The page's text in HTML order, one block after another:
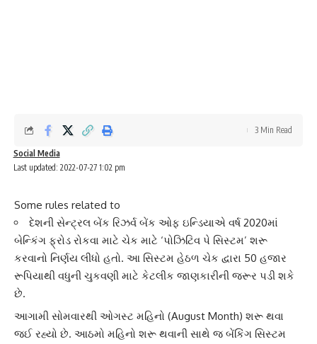
Last updated: 2022-07-27 1:02 pm
Social Media
3 Min Read
Some rules related to
દેશની સેન્ટ્રલ બેંક રિઝર્વ બેંક ઓફ ઇન્ડિયાએ વર્ષ 2020માં
બેન્કિંગ ફ્રોડ રોકવા માટે ચેક માટે ‘પોઝિટિવ પે સિસ્ટમ’ શરૂ
કરવાનો નિર્ણય લીધો હતો. આ સિસ્ટમ હેઠળ ચેક દ્વારા 50 હજાર
રૂપિયાથી વધુની ચુકવણી માટે કેટલીક જાણકારીની જરૂર પડી શકે
છે.
આગામી સોમવારથી ઓગસ્ટ મહિનો (August Month) શરૂ થવા
જઈ રહ્યો છે. આઠમો મહિનો શરૂ થવાની સાથે જ બેંકિંગ સિસ્ટમ